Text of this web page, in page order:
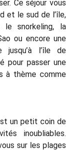
Ce séjour vous
et le sud de l’île,
snorkeling, la
ou encore une
jusqu’à l’île de
pour passer une
à thème comme
un petit coin de
inoubliables.
sur les plages